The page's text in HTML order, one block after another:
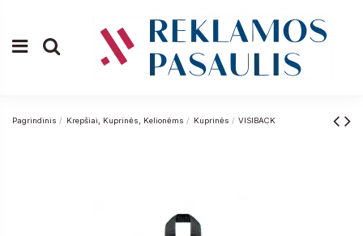
Pagrindinis Krepšiai, Kuprinės, Kelionėms Kuprinės VISIBACK